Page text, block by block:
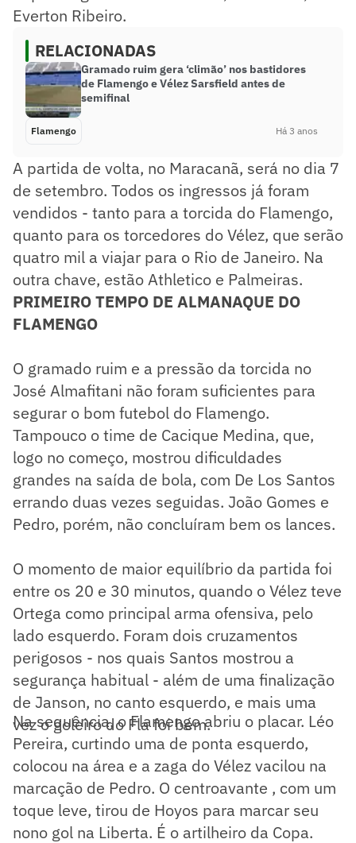
Everton Ribeiro.
RELACIONADAS
Gramado ruim gera ‘climão’ nos bastidores
de Flamengo e Vélez Sarsfield antes de
semifinal
Flamengo Há 3 anos
A partida de volta, no Maracanã, será no dia 7
de setembro. Todos os ingressos já foram
vendidos - tanto para a torcida do Flamengo,
quanto para os torcedores do Vélez, que serão
quatro mil a viajar para o Rio de Janeiro. Na
outra chave, estão Athletico e Palmeiras.
PRIMEIRO TEMPO DE ALMANAQUE DO
FLAMENGO
O gramado ruim e a pressão da torcida no
José Almafitani não foram suficientes para
segurar o bom futebol do Flamengo.
Tampouco o time de Cacique Medina, que,
logo no começo, mostrou dificuldades
grandes na saída de bola, com De Los Santos
errando duas vezes seguidas. João Gomes e
Pedro, porém, não concluíram bem os lances.
O momento de maior equilíbrio da partida foi
entre os 20 e 30 minutos, quando o Vélez teve
Ortega como principal arma ofensiva, pelo
lado esquerdo. Foram dois cruzamentos
perigosos - nos quais Santos mostrou a
segurança habitual - além de uma finalização
de Janson, no canto esquerdo, e mais uma
vez o goleiro do Fla foi bem.
Na sequência, o Flamengo abriu o placar. Léo
Pereira, curtindo uma de ponta esquerdo,
colocou na área e a zaga do Vélez vacilou na
marcação de Pedro. O centroavante , com um
toque leve, tirou de Hoyos para marcar seu
nono gol na Liberta. É o artilheiro da Copa.